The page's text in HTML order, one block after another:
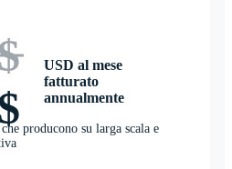
USD al mese
fatturato
annualmente
producono su larga scala e